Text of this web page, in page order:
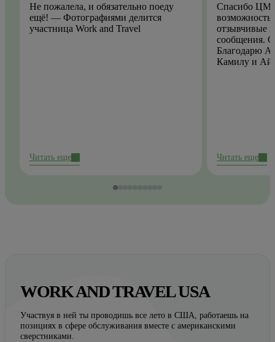
Не пожалела, и обязательно поеду
ещё! — Фотографиями делится
участница Work and Travel
Читать еще
Спасибо ЦМО
отзывчивые
сообщения.
Благодарю
Камилу и
Читать еще
WORK AND TRAVEL USA
Участвуя в ней ты проводишь все лето в США, работаешь на
позициях в сфере обслуживания вместе с американскими
сверстниками.